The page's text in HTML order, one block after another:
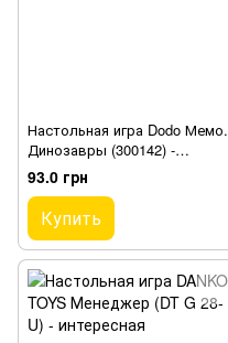
Настольная игра Dodo Мемо.
Динозавры (300142) -
развивающая игра для детей
93.0 грн
Купить